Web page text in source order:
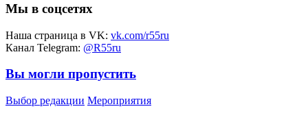
Мы в соцсетях
Наша страница в VK: vk.com/r55ru
Канал Telegram: @R55ru
Вы могли пропустить
Выбор редакции Мероприятия